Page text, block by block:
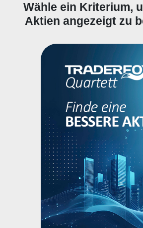
Wähle ein Kriterium,
Aktien angezeigt zu